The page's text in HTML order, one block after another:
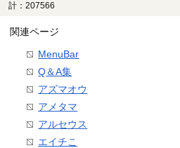
計：207566
関連ページ
MenuBar
Q＆A集
アズマオウ
アメタマ
アルセウス
エイチこ